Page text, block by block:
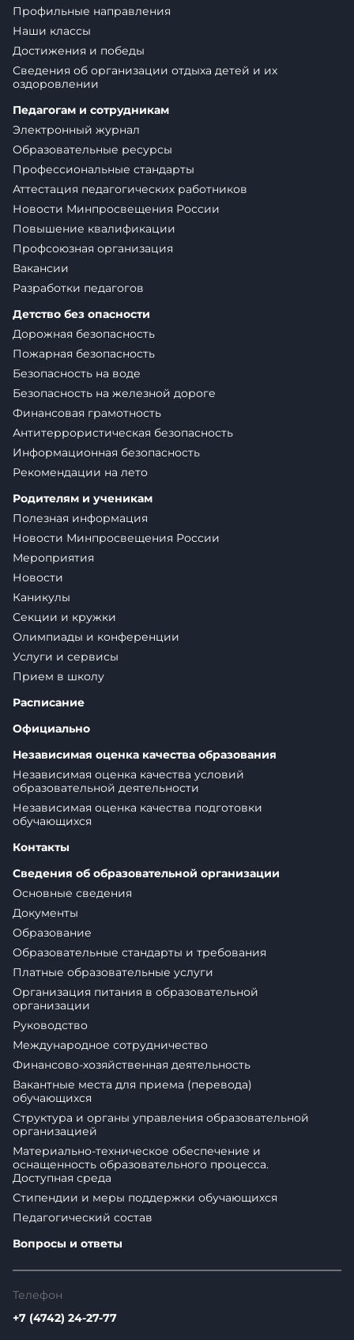
Профильные направления
Наши классы
Достижения и победы
Сведения об организации отдыха детей и их
оздоровлении
Педагогам и сотрудникам
Электронный журнал
Образовательные ресурсы
Профессиональные стандарты
Аттестация педагогических работников
Новости Минпросвещения России
Повышение квалификации
Профсоюзная организация
Вакансии
Разработки педагогов
Детство без опасности
Дорожная безопасность
Пожарная безопасность
Безопасность на воде
Безопасность на железной дороге
Финансовая грамотность
Антитеррористическая безопасность
Информационная безопасность
Рекомендации на лето
Родителям и ученикам
Полезная информация
Новости Минпросвещения России
Мероприятия
Новости
Каникулы
Секции и кружки
Олимпиады и конференции
Услуги и сервисы
Прием в школу
Расписание
Официально
Независимая оценка качества образования
Независимая оценка качества условий
образовательной деятельности
Независимая оценка качества подготовки
обучающихся
Контакты
Сведения об образовательной организации
Основные сведения
Документы
Образование
Образовательные стандарты и требования
Платные образовательные услуги
Организация питания в образовательной
организации
Руководство
Международное сотрудничество
Финансово-хозяйственная деятельность
Вакантные места для приема (перевода)
обучающихся
Структура и органы управления образовательной
организацией
Материально-техническое обеспечение и
оснащенность образовательного процесса.
Доступная среда
Стипендии и меры поддержки обучающихся
Педагогический состав
Вопросы и ответы
Телефон
+7 (4742) 24-27-77